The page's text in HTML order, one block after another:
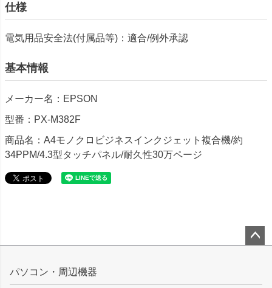
仕様
電気用品安全法(付属品等)：適合/例外承認
基本情報
メーカー名：EPSON
型番：PX-M382F
商品名：A4モノクロビジネスインクジェット複合機/約
34PPM/4.3型タッチパネル/耐久性30万ページ
ップ
パソコン・周辺機器